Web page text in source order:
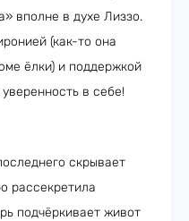
вполне в духе Лиззо.
(как-то она
ёлки) и поддержкой
в себе!
скрывает
рассекретила
подчёркивает живот